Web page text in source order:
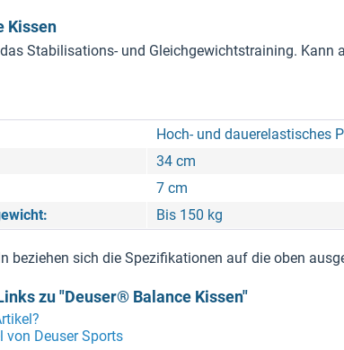
Kissen
Stabilisations- und Gleichgewichtstraining. Kann
Hoch- und dauerelastisches
34 cm
7 cm
Bis 150 kg
beziehen sich die Spezifikationen auf die oben
zu "Deuser® Balance Kissen"
von Deuser Sports